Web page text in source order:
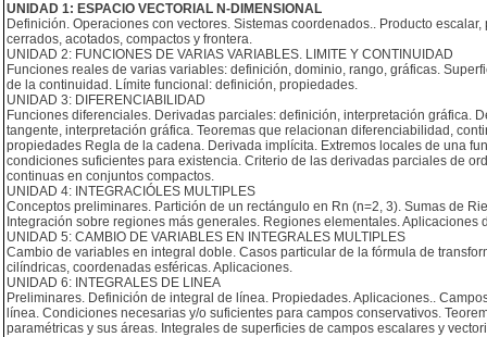
UNIDAD 1: ESPACIO VECTORIAL N-DIMENSIONAL
Definición. Operaciones con vectores. Sistemas coordenados.. Producto
cerrados, acotados, compactos y frontera.
UNIDAD 2: FUNCIONES DE VARIAS VARIABLES. LIMITE Y CONTINUIDAD
Funciones reales de varias variables: definición, dominio, rango, gráficas.
de la continuidad. Límite funcional: definición, propiedades.
UNIDAD 3: DIFERENCIABILIDAD
Funciones diferenciales. Derivadas parciales: definición, interpretación gráfica.
tangente, interpretación gráfica. Teoremas que relacionan diferenciabilidad,
propiedades Regla de la cadena. Derivada implícita. Extremos locales de una
condiciones suficientes para existencia. Criterio de las derivadas parciales de
continuas en conjuntos compactos.
UNIDAD 4: INTEGRACIÓLES MULTIPLES
Conceptos preliminares. Partición de un rectángulo en Rn (n=2, 3). Sumas de
Integración sobre regiones más generales. Regiones elementales.
UNIDAD 5: CAMBIO DE VARIABLES EN INTEGRALES MULTIPLES
Cambio de variables en integral doble. Casos particular de la fórmula de
cilíndricas, coordenadas esféricas. Aplicaciones.
UNIDAD 6: INTEGRALES DE LINEA
Preliminares. Definición de integral de línea. Propiedades. Aplicaciones..
línea. Condiciones necesarias y/o suficientes para campos conservativos.
paramétricas y sus áreas. Integrales de superficies de campos escalares y